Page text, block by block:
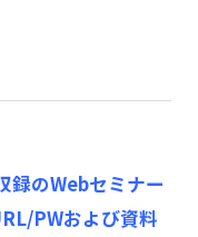
のWebセミナー
PWおよび資料